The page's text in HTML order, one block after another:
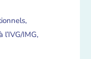
IMG,